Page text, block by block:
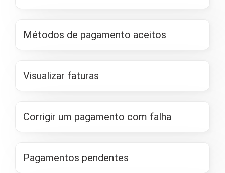
Métodos de pagamento aceitos
Visualizar faturas
Corrigir um pagamento com falha
Pagamentos pendentes